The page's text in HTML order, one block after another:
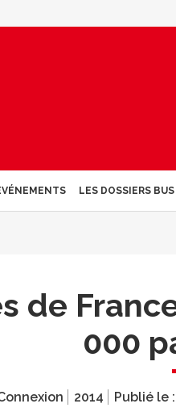
LES DOSSIERS
de
000
2014 Publié le :